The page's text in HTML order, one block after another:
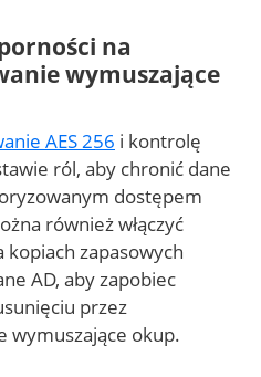
na
wymuszające
AES 256 i kontrolę
ról, aby chronić dane
dostępem
również włączyć
kopiach zapasowych
AD, aby zapobiec
przez
wymuszające okup.